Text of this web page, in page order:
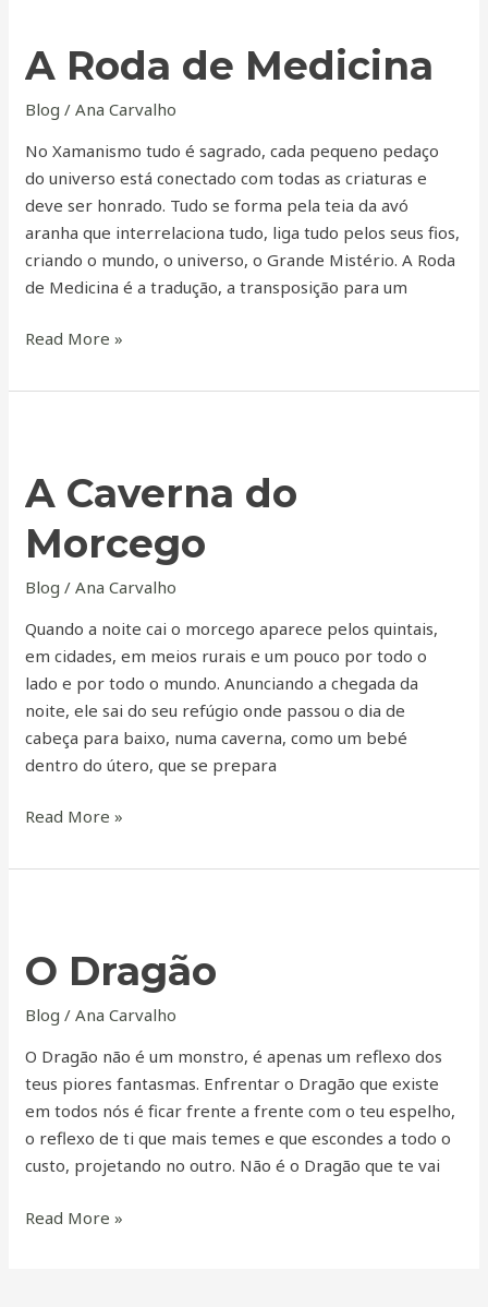
A Roda de Medicina
Blog /Ana Carvalho
No Xamanismo tudo é sagrado, cada pequeno pedaço
do universo está conectado com todas as criaturas e
deve ser honrado. Tudo se forma pela teia da avó
aranha que interrelaciona tudo, liga tudo pelos seus fios,
criando o mundo, o universo, o Grande Mistério. A Roda
de Medicina é a tradução, a transposição para um
de
Medicina
Read More »
A Caverna do
Morcego
Blog /Ana Carvalho
Quando a noite cai o morcego aparece pelos quintais,
em cidades, em meios rurais e um pouco por todo o
lado e por todo o mundo. Anunciando a chegada da
noite, ele sai do seu refúgio onde passou o dia de
cabeça para baixo, numa caverna, como um bebé
dentro do útero, que se prepara
do
Morcego
Read More »
O Dragão
Blog /Ana Carvalho
O Dragão não é um monstro, é apenas um reflexo dos
teus piores fantasmas. Enfrentar o Dragão que existe
em todos nós é ficar frente a frente com o teu espelho,
o reflexo de ti que mais temes e que escondes a todo o
custo, projetando no outro. Não é o Dragão que te vai
Read More »